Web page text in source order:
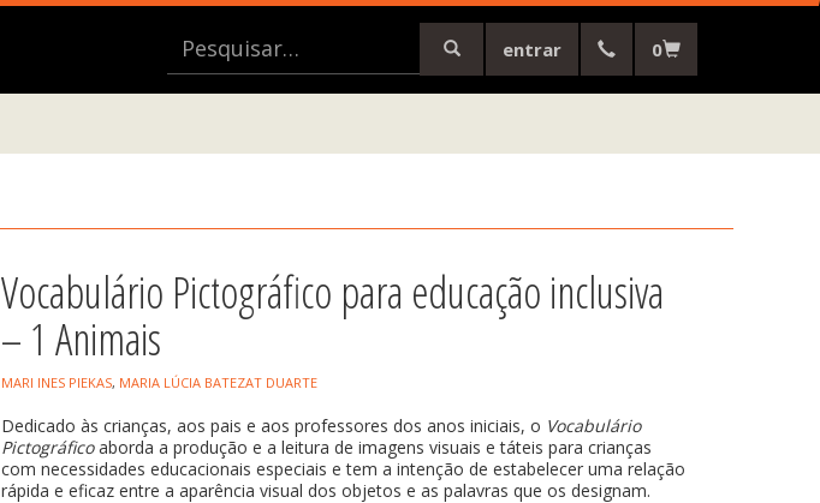
entrar 0
Vocabulário Pictográfico para educação inclusiva
– 1 Animais
MARI INES PIEKAS, MARIA LÚCIA BATEZAT DUARTE
Dedicado às crianças, aos pais e aos professores dos anos iniciais, o Vocabulário
Pictográficoaborda a produção e a leitura de imagens visuais e táteis para crianças
com necessidades educacionais especiais e tem a intenção de estabelecer uma relação
rápida e eficaz entre a aparência visual dos objetos e as palavras que os designam.